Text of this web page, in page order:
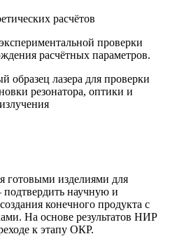
расчётов
проверки
расчётных параметров.
образец лазера для проверки
резонатора, оптики и
изделиями для
научную и
конечного продукта с
На основе результатов НИР
к этапу ОКР.